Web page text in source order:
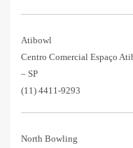
Atibowl
Centro Comercial Espaço
– SP
(11) 4411-9293
North Bowling